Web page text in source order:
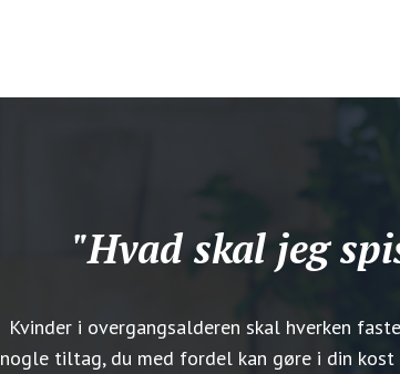
"Hvad skal jeg
Kvinder i overgangsalderen skal hverken
nogle tiltag, du med fordel kan gøre i din